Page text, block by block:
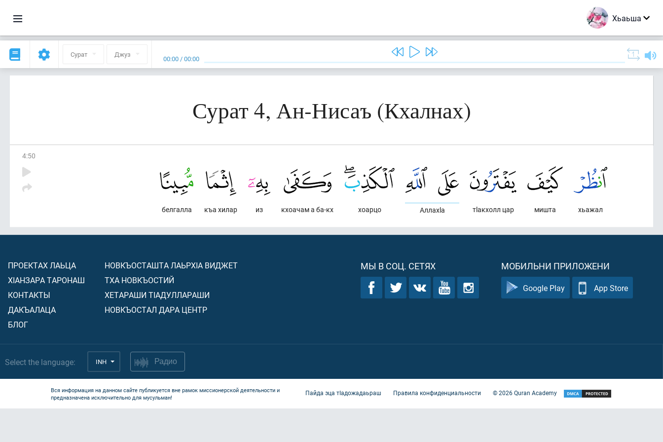
Хьаьша
Сурат Джуз 00:00 /00:00
Сурат 4, Ан-Нисаъ (Кхалнах)
4:50
хьажал
мишта
тlакхолл цар
Аллахlа
хоарцо
кхоачам а ба-кх
из
къа хилар
белгалла
ПРОЕКТАХ ЛАЬЦА
ХIАНЗАРА ТАРОНАШ
КОНТАКТЫ
ДАКЪАЛАЦА
БЛОГ
НОВКЪОСТАШТА ЛАЬРХIА ВИДЖЕТ
ТХА НОВКЪОСТИЙ
ХЕТАРАШИ ТIАДУЛЛАРАШИ
НОВКЪОСТАЛ ДАРА ЦЕНТР
МЫ В СОЦ. СЕТЯХ МОБИЛЬНИ ПРИЛОЖЕНИ
Google Play App Store
Select the language: INH Радио
Вся информация на данном сайте публикуется вне рамок миссионерской деятельности и
предназначена исключительно для мусульман!
Пайда эца тIадожадаьраш Правила конфиденциальности ©2026Quran Academy